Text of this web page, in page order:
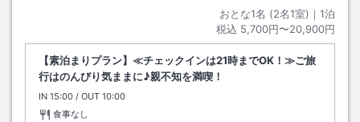
おとな1名 (2名1室)｜ 1泊
税込 5,700円〜20,900円
【素泊まりプラン】≪チェックインは21時までOK！≫ご旅
行はのんびり気ままに♪親不知を満喫！
IN チェックイン
15:00 / OUT チェックアウト
10:00
食事なし